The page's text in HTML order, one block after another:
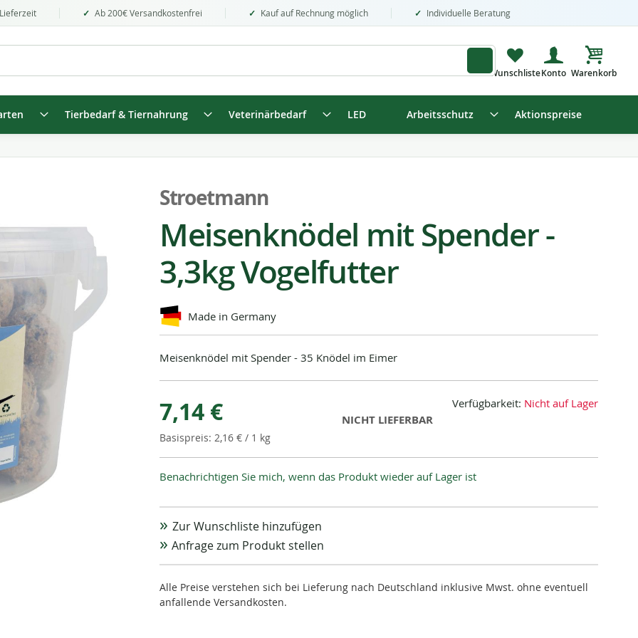
Ab 200€ Versandkostenfrei Kauf auf Rechnung möglich Individuelle Beratung
Mein
Tierbedarf & Tiernahrung Veterinärbedarf LED Arbeitsschutz Aktionspreise
Stroetmann
Meisenknödel mit Spender -
3,3kg Vogelfutter
Made in Germany
Meisenknödel mit Spender - 35 Knödel im Eimer
7,14 €
2,16 € / 1 kg
Verfügbarkeit: Nicht auf Lager
NICHT LIEFERBAR
Benachrichtigen Sie mich, wenn das Produkt wieder auf Lager ist
Zur Wunschliste hinzufügen
Anfrage zum Produkt stellen
Alle Preise verstehen sich bei Lieferung nach Deutschland inklusive Mwst. ohne eventuell
anfallende Versandkosten.